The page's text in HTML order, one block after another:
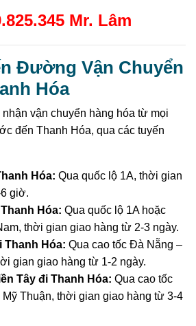
Mr. Lâm
Đường Vận Chuyển
Hóa
vận chuyển hàng hóa từ mọi
đến Thanh Hóa, qua các tuyến
Hóa: Qua quốc lộ 1A, thời gian
giờ.
Hóa: Qua quốc lộ 1A hoặc
thời gian giao hàng từ 2-3 ngày.
Thanh Hóa: Qua cao tốc Đà Nẵng –
gian giao hàng từ 1-2 ngày.
Tây đi Thanh Hóa: Qua cao tốc
Thuận, thời gian giao hàng từ 3-4